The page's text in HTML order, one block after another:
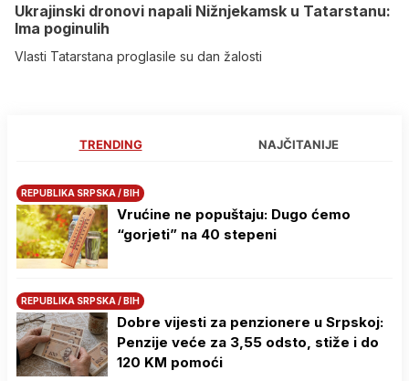
Ukrajinski dronovi napali Nižnjekamsk u Tatarstanu:
Ima poginulih
Vlasti Tatarstana proglasile su dan žalosti
TRENDING NAJČITANIJE
REPUBLIKA SRPSKA / BIH
Vrućine ne popuštaju: Dugo ćemo
“gorjeti” na 40 stepeni
REPUBLIKA SRPSKA / BIH
Dobre vijesti za penzionere u Srpskoj:
Penzije veće za 3,55 odsto, stiže i do
120 KM pomoći